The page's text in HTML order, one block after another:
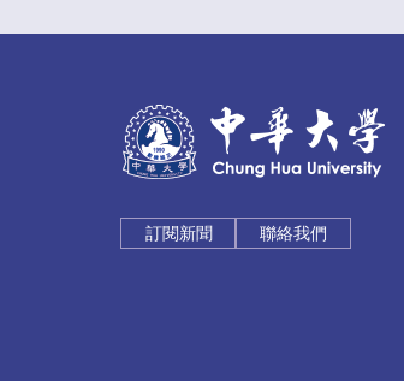
訂閱新聞 聯絡我們